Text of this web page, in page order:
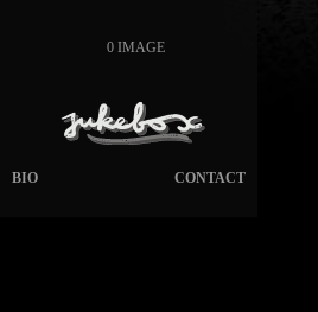
0 IMAGE
CONTACT
BIO